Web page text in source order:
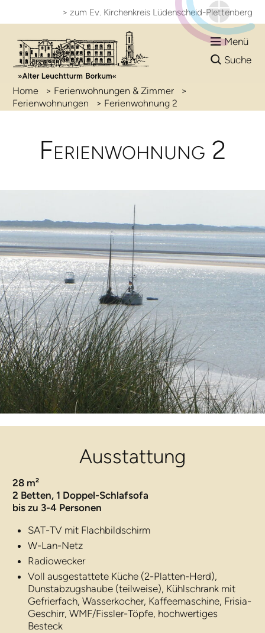
> zum Ev. Kirchenkreis Lüdenscheid-Plettenberg
Menü
Suche
Home > Ferienwohnungen & Zimmer
>
Ferienwohnungen
> Ferienwohnung 2
Ferien­wohnung 2
Ausstattung
28 m²
2 Betten, 1 Doppel-Schlafsofa
bis zu 3-4 Personen
SAT-TV mit Flachbildschirm
W-Lan-Netz
Radiowecker
Voll ausgestattete Küche (2-Platten-Herd),
Dunstabzugshaube (teilweise), Kühlschrank mit
Gefrierfach, Wasserkocher, Kaffeemaschine, Frisia-
Geschirr, WMF/Fissler-Töpfe, hochwertiges
Besteck